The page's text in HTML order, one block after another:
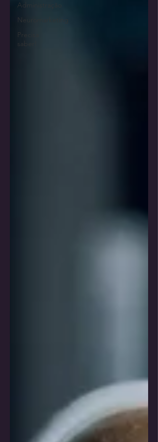
Administração
Neuromarketing
Precisa
saber!